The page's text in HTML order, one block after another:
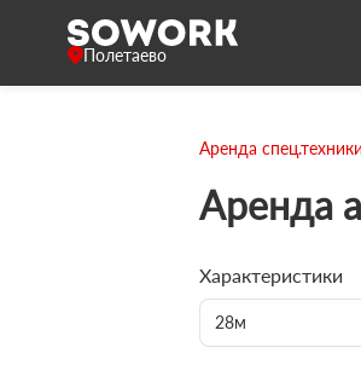
Полетаево
Аренда спец.техники
Аренда
Характеристики
28м